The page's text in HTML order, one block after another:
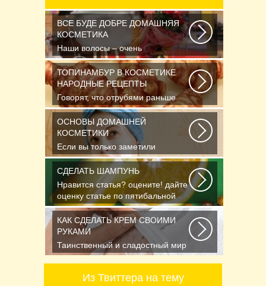
ВСЕ БУДЕ ДОБРЕ ДОМАШНЯЯ
КОСМЕТИКА
Наши волосы – очень
чувствительные и капризные.
Часто они реагируют на...
ТОПИНАМБУР В КОСМЕТИКЕ
НАРОДНЫЕ РЕЦЕПТЫ
Говорят, что отрубями раньше
кормили только животных, а люди
стали есть...
ОСНОВЫ ДОМАШНЕЙ
КОСМЕТИКИ
Если вы только заметили
появление первых морщинок или
уже утратили им счет...
СДЕЛАТЬ ШАМПУНЬ
Нравится статья? оцените! дайте
оценку статье по пятибальной
шкале Спасибо...
КАК СДЕЛАТЬ КРЕМ СВОИМИ
РУКАМИ
Таинственный и сладостный мир
ароматов неудержимо влечёт к
Из Твиттера на тему